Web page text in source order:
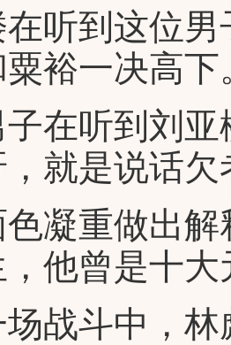
听到这位男
裕一决高下
在听到刘亚
就是说话欠
凝重做出解
他曾是十
战斗中，林